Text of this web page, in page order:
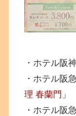
・ホテル阪
・ホテル阪
理 春蘭門 」
・ホテル阪